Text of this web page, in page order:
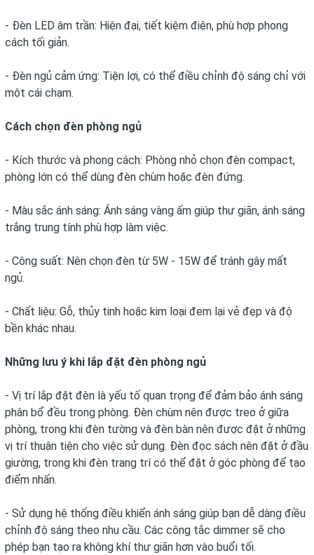
- Đèn LED âm trần: Hiện đại, tiết kiệm điện, phù hợp phong
cách tối giản.
- Đèn ngủ cảm ứng: Tiện lợi, có thể điều chỉnh độ sáng chỉ với
một cái chạm.
Cách chọn đèn phòng ngủ
- Kích thước và phong cách: Phòng nhỏ chọn đèn compact,
phòng lớn có thể dùng đèn chùm hoặc đèn đứng.
- Màu sắc ánh sáng: Ánh sáng vàng ấm giúp thư giãn, ánh sáng
trắng trung tính phù hợp làm việc.
- Công suất: Nên chọn đèn từ 5W - 15W để tránh gây mất
ngủ.
- Chất liệu: Gỗ, thủy tinh hoặc kim loại đem lại vẻ đẹp và độ
bền khác nhau.
Những lưu ý khi lắp đặt đèn phòng ngủ
- Vị trí lắp đặt đèn là yếu tố quan trọng để đảm bảo ánh sáng
phân bổ đều trong phòng. Đèn chùm nên được treo ở giữa
phòng, trong khi đèn tường và đèn bàn nên được đặt ở những
vị trí thuận tiện cho việc sử dụng. Đèn đọc sách nên đặt ở đầu
giường, trong khi đèn trang trí có thể đặt ở góc phòng để tạo
điểm nhấn.
- Sử dụng hệ thống điều khiển ánh sáng giúp bạn dễ dàng điều
chỉnh độ sáng theo nhu cầu. Các công tắc dimmer sẽ cho
phép bạn tạo ra không khí thư giãn hơn vào buổi tối.